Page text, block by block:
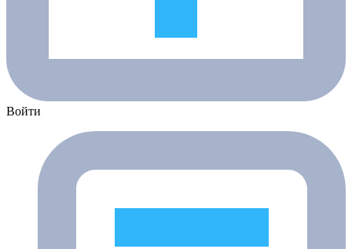
Войти